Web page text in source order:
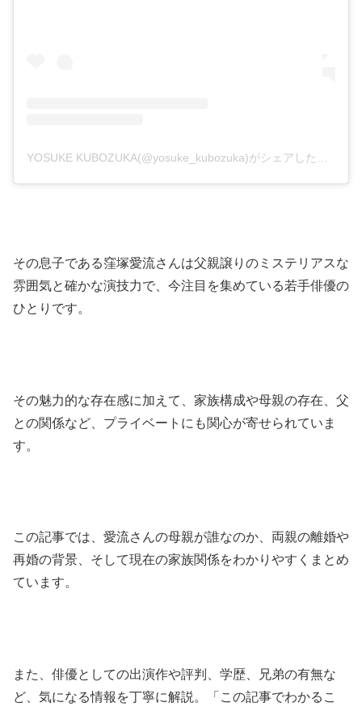
その息子である窪塚愛流さんは父親譲りのミステリアスな
雰囲気と確かな演技力で、今注目を集めている若手俳優の
ひとりです。
その魅力的な存在感に加えて、家族構成や母親の存在、父
との関係など、プライベートにも関心が寄せられていま
す。
この記事では、愛流さんの母親が誰なのか、両親の離婚や
再婚の背景、そして現在の家族関係をわかりやすくまとめ
ています。
また、俳優としての出演作や評判、学歴、兄弟の有無な
ど、気になる情報を丁寧に解説。「この記事でわかるこ